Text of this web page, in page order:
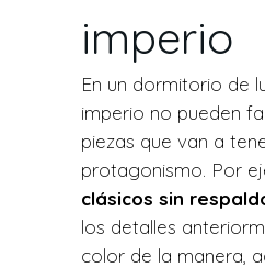
imperio
En un dormitorio de
imperio no pueden
piezas que van a
protagonismo. Por
clásicos sin
los detalles
color de la manera,